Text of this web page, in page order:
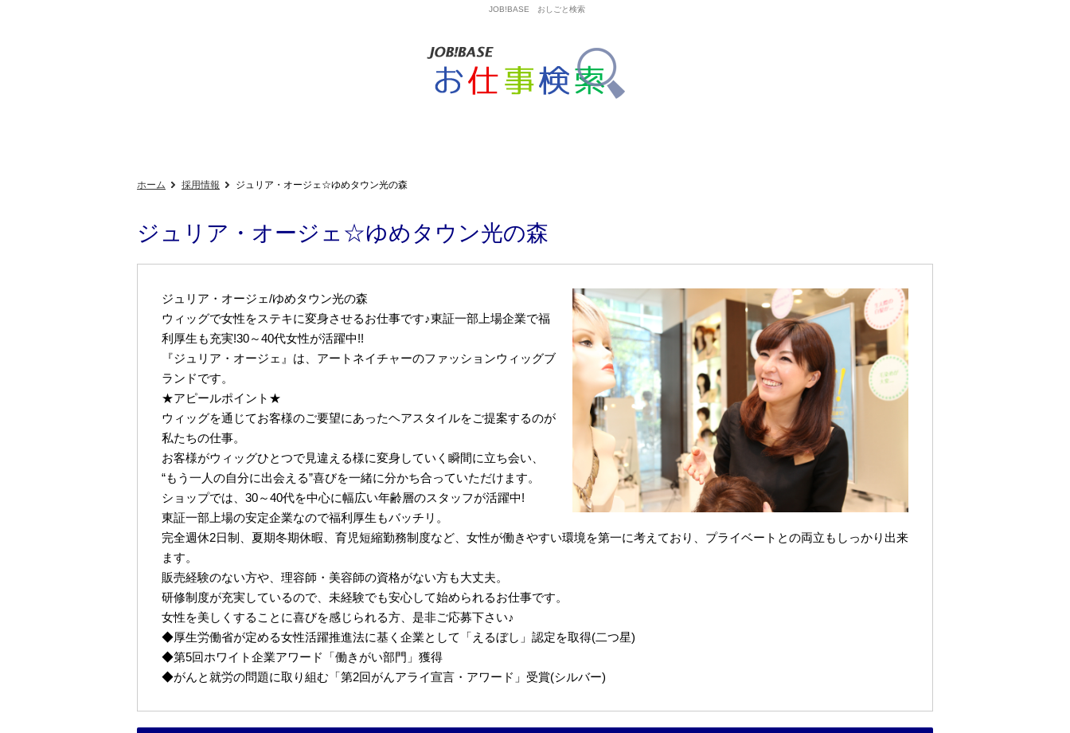
JOB!BASE おしごと検索
ホーム 採用情報 ジュリア・オージェ☆ゆめタウン光の森
ジュリア・オージェ☆ゆめタウン光の森
ジュリア・オージェ/ゆめタウン光の森
ウィッグで女性をステキに変身させるお仕事です♪東証一部上場企業で福
利厚生も充実!30～40代女性が活躍中!!
『ジュリア・オージェ』は、アートネイチャーのファッションウィッグブ
ランドです。
★アピールポイント★
ウィッグを通じてお客様のご要望にあったヘアスタイルをご提案するのが
私たちの仕事。
お客様がウィッグひとつで見違える様に変身していく瞬間に立ち会い、
“もう一人の自分に出会える”喜びを一緒に分かち合っていただけます。
ショップでは、30～40代を中心に幅広い年齢層のスタッフが活躍中!
東証一部上場の安定企業なので福利厚生もバッチリ。
完全週休2日制、夏期冬期休暇、育児短縮勤務制度など、女性が働きやすい環境を第一に考えており、プライベートとの両立もしっかり出来
ます。
販売経験のない方や、理容師・美容師の資格がない方も大丈夫。
研修制度が充実しているので、未経験でも安心して始められるお仕事です。
女性を美しくすることに喜びを感じられる方、是非ご応募下さい♪
◆厚生労働省が定める女性活躍推進法に基く企業として「えるぼし」認定を取得(二つ星)
◆第5回ホワイト企業アワード「働きがい部門」獲得
◆がんと就労の問題に取り組む「第2回がんアライ宣言・アワード」受賞(シルバー)